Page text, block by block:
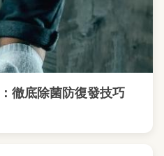
徹底除菌防復發技巧